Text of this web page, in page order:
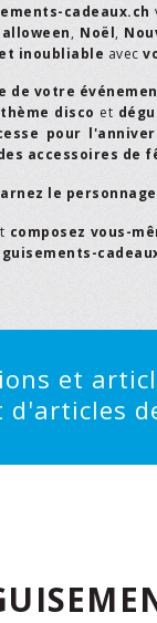
cadeaux.ch
, Noël,
inoubliable avec
de votre
disco et
pour
accessoires de
le
composez vous-
et